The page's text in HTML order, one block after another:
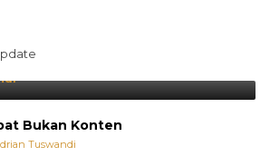
tetapi Jepang Selalu
Kejutan
Bukan Konten
Tuswandi